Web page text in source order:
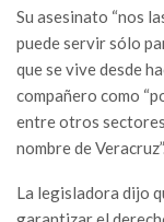
Su asesinato “nos
puede servir sólo
que se vive desde
compañero como
entre otros
nombre de
La legisladora dijo